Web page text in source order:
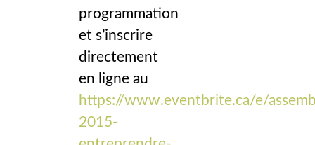
programmation
et s’inscrire
directement
en ligne au
https://www.eventbrite.ca/e/
2015-